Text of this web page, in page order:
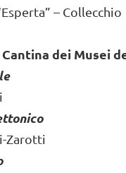
– Collecchio
dei Musei
Zarotti